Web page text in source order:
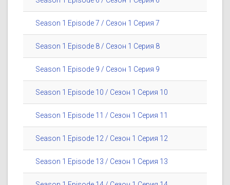
Season 1 Episode 7 / Сезон 1 Серия 7
Season 1 Episode 8 / Сезон 1 Серия 8
Season 1 Episode 9 / Сезон 1 Серия 9
Season 1 Episode 10 / Сезон 1 Серия 10
Season 1 Episode 11 / Сезон 1 Серия 11
Season 1 Episode 12 / Сезон 1 Серия 12
Season 1 Episode 13 / Сезон 1 Серия 13